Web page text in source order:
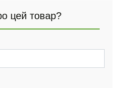
цей товар?